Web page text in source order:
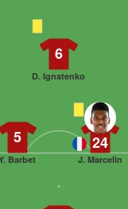
5
Barbet
24
J. Marcelin
6
D. Ignatenko